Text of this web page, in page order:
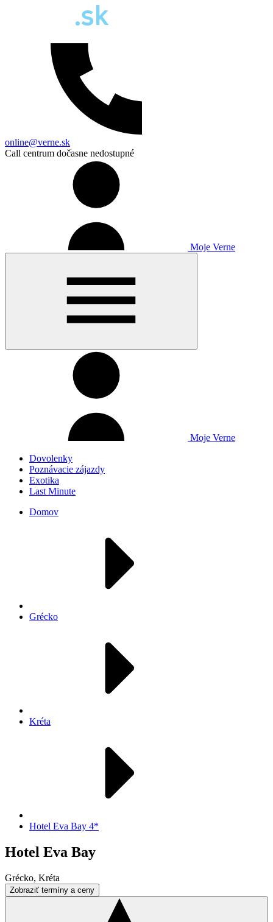
online@verne.sk
Call centrum dočasne nedostupné
Moje Verne
Moje Verne
Dovolenky
Poznávacie zájazdy
Exotika
Last Minute
Domov
Grécko
Kréta
Hotel Eva Bay 4*
Hotel Eva Bay
Grécko, Kréta
Zobraziť termíny a ceny